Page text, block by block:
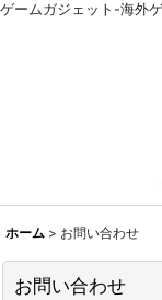
ゲームガジェット-海外
ホーム > お問い合わせ
お問い合わせ